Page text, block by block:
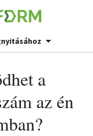
a
az én